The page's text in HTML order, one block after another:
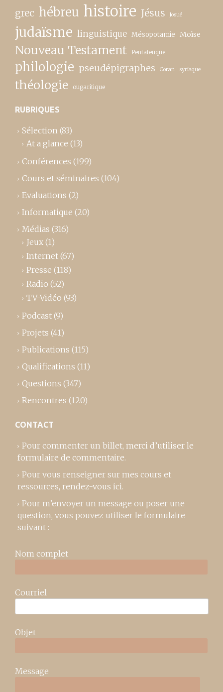
grec hébreu histoire Jésus Josué
judaïsme linguistique Mésopotamie Moïse
Nouveau Testament Pentateuque
philologie pseudépigraphes Coran syriaque
théologie ougaritique
RUBRIQUES
Sélection (83)
At a glance (13)
Conférences (199)
Cours et séminaires (104)
Evaluations (2)
Informatique (20)
Médias (316)
Jeux (1)
Internet (67)
Presse (118)
Radio (52)
TV-Vidéo (93)
Podcast (9)
Projets (41)
Publications (115)
Qualifications (11)
Questions (347)
Rencontres (120)
CONTACT
Pour commenter un billet, merci d’utiliser le
formulaire de commentaire.
Pour vous renseigner sur mes cours et
ressources, rendez-vous ici.
Pour m’envoyer un message ou poser une
question, vous pouvez utiliser le formulaire
suivant :
Nom complet
Courriel
Objet
Message